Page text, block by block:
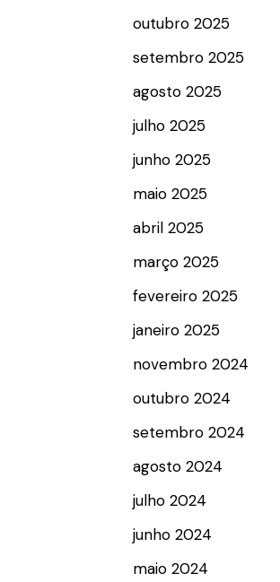
outubro 2025
setembro 2025
agosto 2025
julho 2025
junho 2025
maio 2025
abril 2025
março 2025
fevereiro 2025
janeiro 2025
novembro 2024
outubro 2024
setembro 2024
agosto 2024
julho 2024
junho 2024
maio 2024